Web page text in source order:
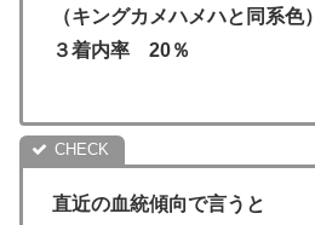
（キングカメハメハと同系色）
３着内率 20％
直近の血統傾向で言うと